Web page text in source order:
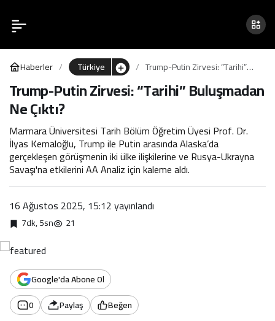
Haberler Türkiye
Trump-Putin Zirvesi: “Tarihi”
Buluşmadan Ne Çıktı?
Trump-Putin Zirvesi: “Tarihi” Buluşmadan
Ne Çıktı?
Marmara Üniversitesi Tarih Bölüm Öğretim Üyesi Prof. Dr.
İlyas Kemaloğlu, Trump ile Putin arasında Alaska’da
gerçekleşen görüşmenin iki ülke ilişkilerine ve Rusya-Ukrayna
Savaşı'na etkilerini AA Analiz için kaleme aldı.
16 Ağustos 2025, 15:12yayınlandı
7dk, 5sn 21
Google'da Abone Ol
0
Paylaş Beğen
Trump-Putin Zirvesi:
“Tarihi” Buluşmadan Ne
Çıktı?
0